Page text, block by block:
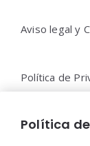
Aviso legal y
Política de
Contacto |
Política